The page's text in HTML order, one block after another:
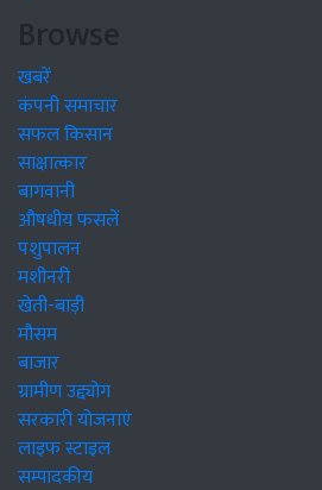
Browse
खबरें
कंपनी समाचार
सफल किसान
साक्षात्कार
बागवानी
औषधीय फसलें
पशुपालन
मशीनरी
खेती-बाड़ी
मौसम
बाजार
ग्रामीण उद्द्योग
सरकारी योजनाएं
लाइफ स्टाइल
सम्पादकीय